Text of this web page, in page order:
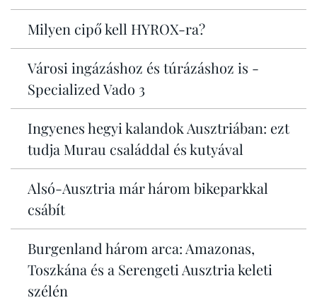
Milyen cipő kell HYROX-ra?
Városi ingázáshoz és túrázáshoz is -
Specialized Vado 3
Ingyenes hegyi kalandok Ausztriában: ezt
tudja Murau családdal és kutyával
Alsó-Ausztria már három bikeparkkal
csábít
Burgenland három arca: Amazonas,
Toszkána és a Serengeti Ausztria keleti
szélén